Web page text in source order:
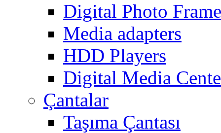
Digital Photo
Media adapters
HDD Players
Digital Media
Çantalar
Taşıma Çantası